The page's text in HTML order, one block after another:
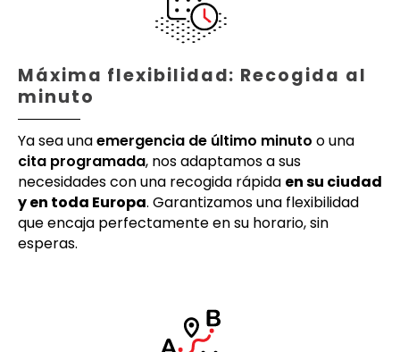
Máxima flexibilidad: Recogida al
minuto
Ya sea unaemergencia de último minuto o una
cita programada, nos adaptamos a sus
necesidades con una recogida rápida en su ciudad
y en toda Europa. Garantizamos una flexibilidad
que encaja perfectamente en su horario, sin
esperas.